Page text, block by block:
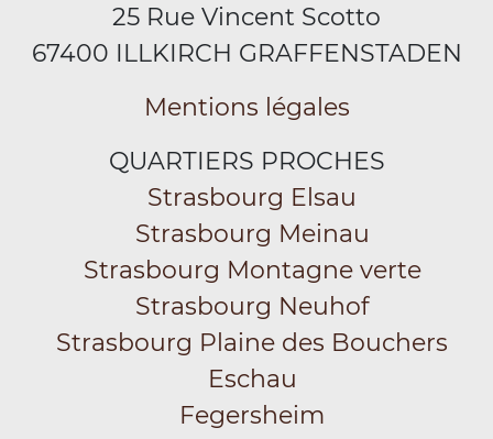
25 Rue Vincent Scotto
67400 ILLKIRCH GRAFFENSTADEN
Mentions légales
QUARTIERS PROCHES
Strasbourg Elsau
Strasbourg Meinau
Strasbourg Montagne verte
Strasbourg Neuhof
Strasbourg Plaine des Bouchers
Eschau
Fegersheim